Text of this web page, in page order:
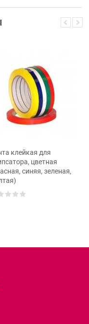
клейкая для
цветная
синяя, зеленая,